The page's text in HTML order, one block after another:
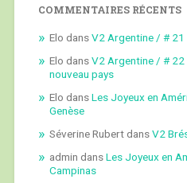
COMMENTAIRES RÉCENTS
Elo dansV2 Argentine / #
Elo dansV2 Argentine / # 22
nouveau pays
Elo dansLes Joyeux en
Genèse
Séverine RubertdansV2
admin dansLes Joyeux en
Campinas